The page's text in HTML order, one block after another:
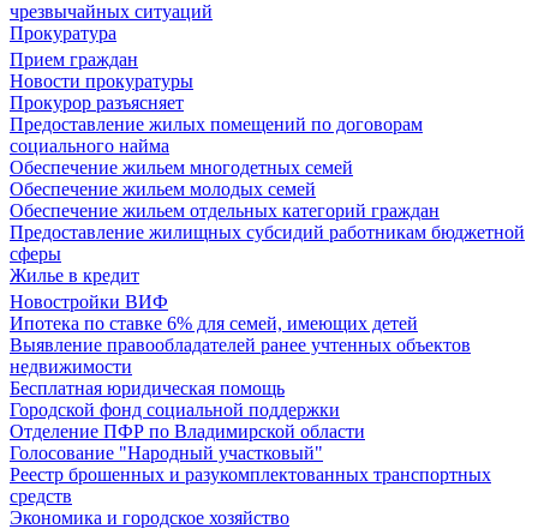
чрезвычайных ситуаций
Прокуратура
Прием граждан
Новости прокуратуры
Прокурор разъясняет
Предоставление жилых помещений по договорам
социального найма
Обеспечение жильем многодетных семей
Обеспечение жильем молодых семей
Обеспечение жильем отдельных категорий граждан
Предоставление жилищных субсидий работникам бюджетной
сферы
Жилье в кредит
Новостройки ВИФ
Ипотека по ставке 6% для семей, имеющих детей
Выявление правообладателей ранее учтенных объектов
недвижимости
Бесплатная юридическая помощь
Городской фонд социальной поддержки
Отделение ПФР по Владимирской области
Голосование "Народный участковый"
Реестр брошенных и разукомплектованных транспортных
средств
Экономика и городское хозяйство